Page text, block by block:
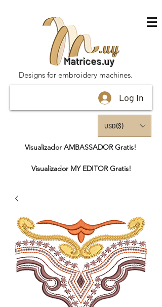
Matrices.uy
Designs for embroidery machines.
Log In
USD ($)
Visualizador AMBASSADOR Gratis!
Visualizador MY EDITOR Gratis!